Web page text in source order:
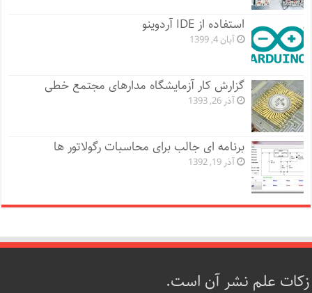
استفاده از IDE آردوینو
آبان 4, 1399
گزارش کار آزمایشگاه مدارهای مجتمع خطی
آذر 26, 1393
برنامه ای جالب برای محاسبات رگولاتور ها
آذر 19, 1392
زکات علم نشر آن است.